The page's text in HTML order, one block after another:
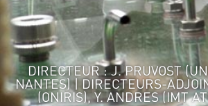
DIRECTEUR : J. PRUVOST
NANTES) | DIRECTEURS-
(ONIRIS), Y. ANDRES (IMT